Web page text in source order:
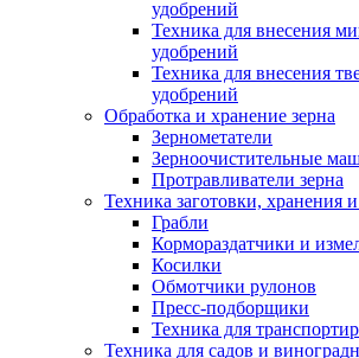
удобрений
Техника для внесения
удобрений
Техника для внесения
удобрений
Обработка и хранение зерна
Зернометатели
Зерноочистительные
Протравливатели зерна
Техника заготовки, хранения
Грабли
Кормораздатчики и
Косилки
Обмотчики рулонов
Пресс-подборщики
Техника для
Техника для садов и